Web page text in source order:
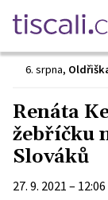
6. srpna,
Renáta
žebříčku
Slováků
27. 9. 2021 – 12:06